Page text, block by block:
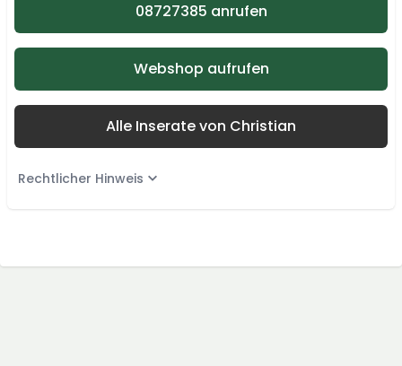
08727385 anrufen
Webshop aufrufen
Alle Inserate von Christian
Rechtlicher Hinweis